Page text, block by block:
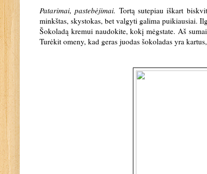
Patarimai, pastebėjimai. Tortą sutepiau iškart
minkštas, skystokas, bet valgyti galima puikiausiai.
Šokoladą kremui naudokite, kokį mėgstate. Aš
Turėkit omeny, kad geras juodas šokoladas yra